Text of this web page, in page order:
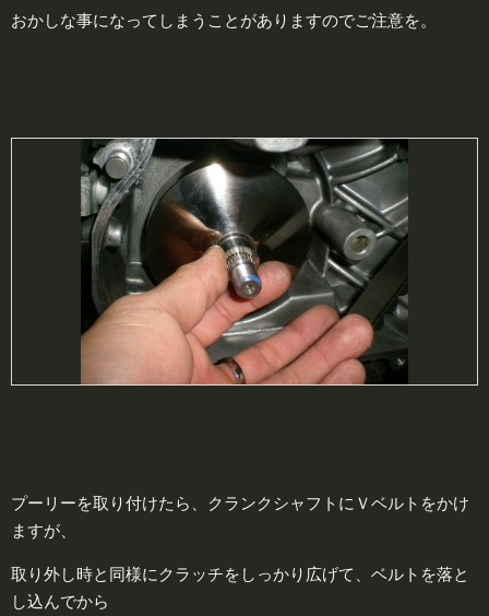
おかしな事になってしまうことがありますのでご注意を。
プーリーを取り付けたら、クランクシャフトにＶベルトをかけ
ますが、
取り外し時と同様にクラッチをしっかり広げて、ベルトを落と
し込んでから